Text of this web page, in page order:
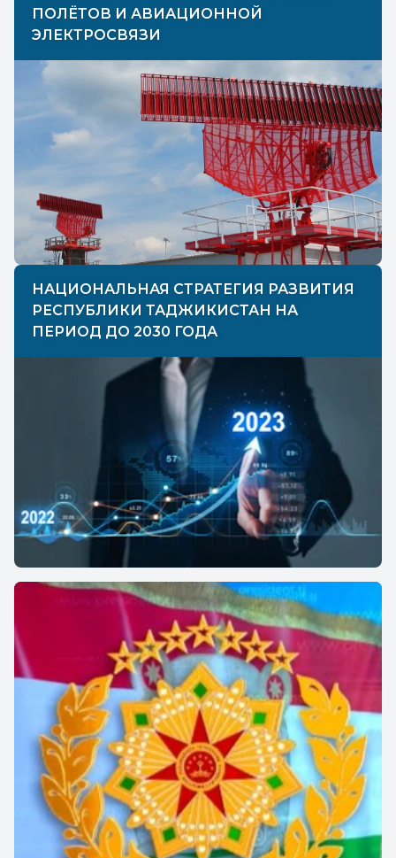
ПОЛЁТОВ И АВИАЦИОННОЙ
ЭЛЕКТРОСВЯЗИ
НАЦИОНАЛЬНАЯ СТРАТЕГИЯ РАЗВИТИЯ
РЕСПУБЛИКИ ТАДЖИКИСТАН НА
ПЕРИОД ДО 2030 ГОДА